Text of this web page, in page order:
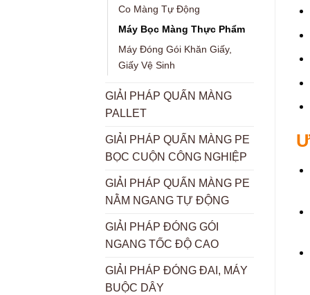
Co Màng Tự Động
Máy Bọc Màng Thực Phẩm
Máy Đóng Gói Khăn Giấy,
Giấy Vệ Sinh
GIẢI PHÁP QUẤN MÀNG
PALLET
GIẢI PHÁP QUẤN MÀNG PE
BỌC CUỘN CÔNG NGHIỆP
GIẢI PHÁP QUẤN MÀNG PE
NẰM NGANG TỰ ĐỘNG
GIẢI PHÁP ĐÓNG GÓI
NGANG TỐC ĐỘ CAO
GIẢI PHÁP ĐÓNG ĐAI, MÁY
BUỘC DÂY